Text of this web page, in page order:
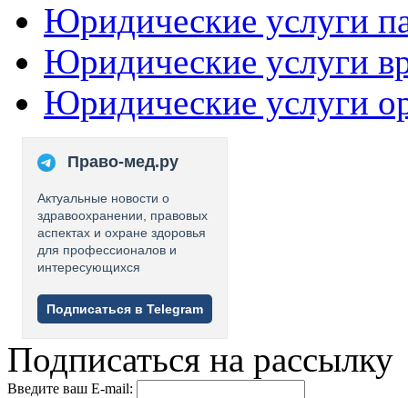
Юридические услуги
Юридические услуги
Юридические услуги
Право-мед.ру
Актуальные новости о
здравоохранении, правовых
аспектах и охране здоровья
для профессионалов и
интересующихся
Подписаться в Telegram
Подписаться на рассылку
Введите ваш E-mail: